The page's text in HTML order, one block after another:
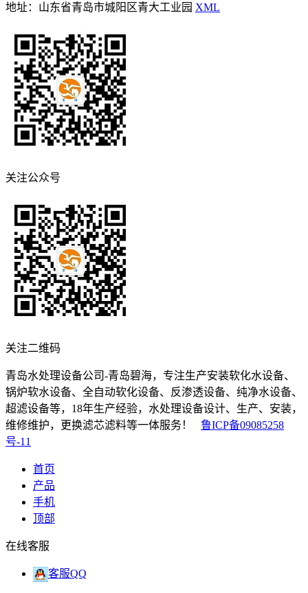
地址：山东省青岛市城阳区青大工业园 XML
关注公众号
关注二维码
青岛水处理设备公司-青岛碧海，专注生产安装软化水设备、
锅炉软水设备、全自动软化设备、反渗透设备、纯净水设备、
超滤设备等，18年生产经验，水处理设备设计、生产、安装，
维修维护，更换滤芯滤料等一体服务！ 鲁ICP备09085258
号-11
首页
产品
手机
顶部
在线客服
客服QQ